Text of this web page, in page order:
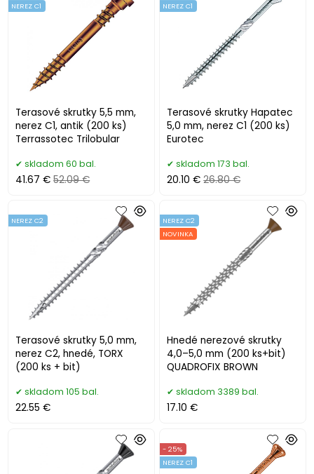
Terasové skrutky 5,5 mm,
nerez C1, antik (200 ks)
Terrassotec Trilobular
NEREZ C1
skladom 60 bal.
41.67 € 52.09 €
Terasové skrutky Hapatec
5,0 mm, nerez C1 (200 ks)
Eurotec
NEREZ C1
skladom 173 bal.
20.10 € 26.80 €
Terasové skrutky 5,0 mm,
nerez C2, hnedé, TORX
(200 ks + bit)
NEREZ C2
skladom 105 bal.
22.55 €
Hnedé nerezové skrutky
4,0–5,0 mm (200 ks+bit)
QUADROFIX BROWN
NEREZ C2
NOVINKA
skladom 3389 bal.
17.10 €
- 25%
NEREZ C1